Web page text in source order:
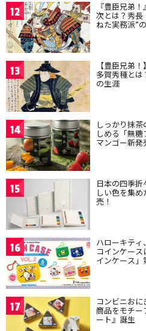
12 『豊臣兄弟
次とは？秀長
ねた実務派”
13 【豊臣兄弟
多賀秀種と
の生涯
14 しっかり抹
しめる「無糖
マンゴー新発
15 日本の四季
しい色を集
売！
16 ハローキテ
コインケー
インケース」
17 コンビニお
商品をモチ
ート』誕生